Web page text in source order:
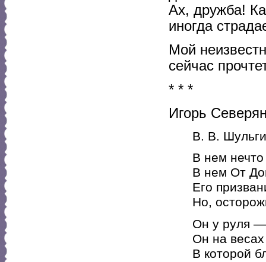
Ах, дружба!
иногда
Мой
сейчас
* * *
Игорь
В. В.
В нем
В нем От
Его
Но,
Он у руля
Он на весах
В которой